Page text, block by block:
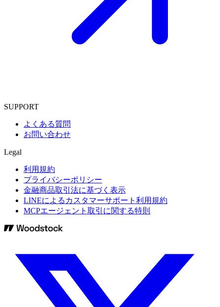
SUPPORT
よくある質問
お問い合わせ
Legal
利用規約
プライバシーポリシー
金融商品取引法に基づく表示
LINEによるカスタマーサポート利用規約
MCPエージェント取引に関する特則